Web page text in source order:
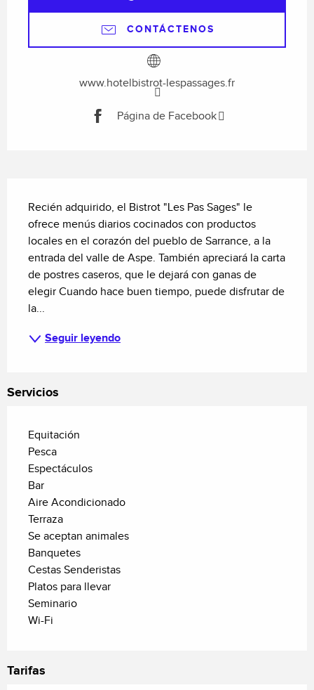
CONTÁCTENOS
www.hotelbistrot-lespassages.fr
Página de Facebook
Recién adquirido, el Bistrot "Les Pas Sages" le
ofrece menús diarios cocinados con productos
locales en el corazón del pueblo de Sarrance, a la
entrada del valle de Aspe. También apreciará la carta
de postres caseros, que le dejará con ganas de
elegir Cuando hace buen tiempo, puede disfrutar de
la...
Seguir leyendo
Servicios
Equitación
Pesca
Espectáculos
Bar
Aire Acondicionado
Terraza
Se aceptan animales
Banquetes
Cestas Senderistas
Platos para llevar
Seminario
Wi-Fi
Tarifas